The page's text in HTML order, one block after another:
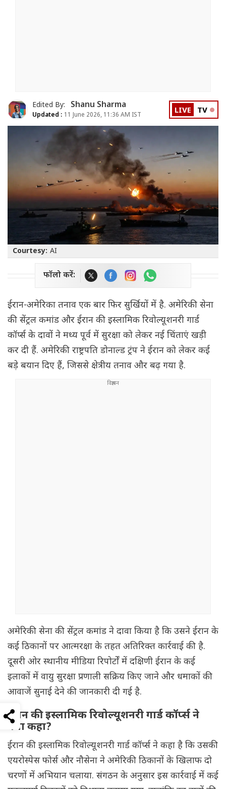
Edited By: Shanu Sharma
Updated : 11 June 2026, 11:36 AM IST LIVE TV
Courtesy: AI
फॉलो करें:
ईरान-अमेरिका तनाव एक बार फिर सुर्खियों में है. अमेरिकी सेना
की सेंट्रल कमांड और ईरान की इस्लामिक रिवोल्यूशनरी गार्ड
कॉर्प्स के दावों ने मध्य पूर्व में सुरक्षा को लेकर नई चिंताएं खड़ी
कर दी हैं. अमेरिकी राष्ट्रपति डोनाल्ड ट्रंप ने ईरान को लेकर कई
बड़े बयान दिए हैं, जिससे क्षेत्रीय तनाव और बढ़ गया है.
अमेरिकी सेना की सेंट्रल कमांड ने दावा किया है कि उसने ईरान के
कई ठिकानों पर आत्मरक्षा के तहत अतिरिक्त कार्रवाई की है.
दूसरी ओर स्थानीय मीडिया रिपोर्टों में दक्षिणी ईरान के कई
इलाकों में वायु सुरक्षा प्रणाली सक्रिय किए जाने और धमाकों की
आवाजें सुनाई देने की जानकारी दी गई है.
ईरान की इस्लामिक रिवोल्यूशनरी गार्ड कॉर्प्स ने
क्या कहा?
ईरान की इस्लामिक रिवोल्यूशनरी गार्ड कॉर्प्स ने कहा है कि उसकी
एयरोस्पेस फोर्स और नौसेना ने अमेरिकी ठिकानों के खिलाफ दो
चरणों में अभियान चलाया. संगठन के अनुसार इस कार्रवाई में कई